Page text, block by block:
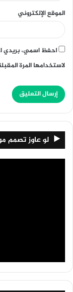
الموقع الإلكتروني
احفظ اسمي، بريدي
لاستخدامها المرة
لو عاوز تصمم